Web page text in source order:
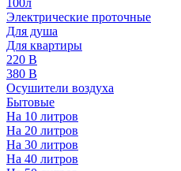
100л
Электрические проточные
Для душа
Для квартиры
220 В
380 В
Осушители воздуха
Бытовые
На 10 литров
На 20 литров
На 30 литров
На 40 литров